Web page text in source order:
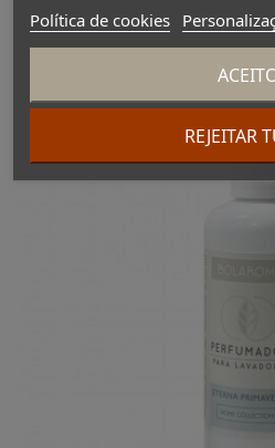
Política de cookies
REJEITAR